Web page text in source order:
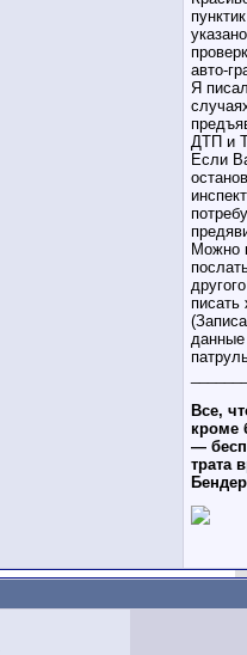
авто-
Я
ДТП и
Если
Можно
писать
данные
Все,
кроме
—
трата